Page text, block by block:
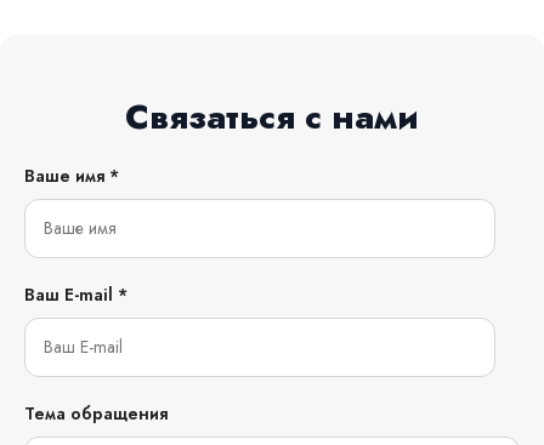
Связаться с нами
Ваше имя *
Ваш E-mail *
Тема обращения